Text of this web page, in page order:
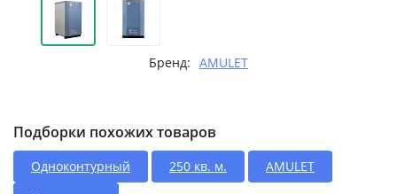
Бренд: AMULET
Подборки похожих товаров
Одноконтурный 250 кв. м.
AMULET